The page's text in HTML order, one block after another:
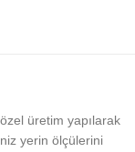
üretim yapılarak
yerin ölçülerini